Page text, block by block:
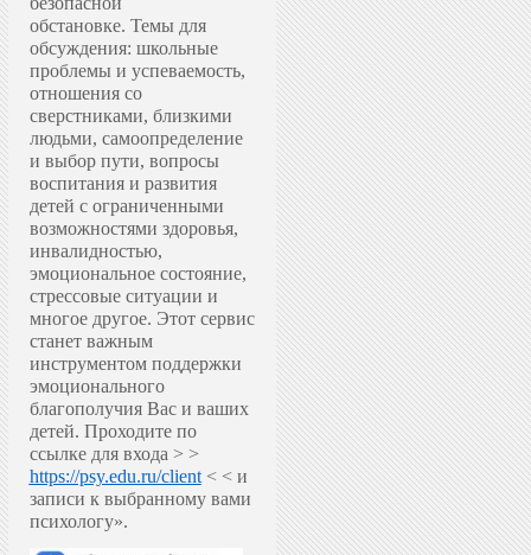
обстановке. Темы для
обсуждения: школьные
проблемы и успеваемость,
отношения со
сверстниками, близкими
людьми, самоопределение
и выбор пути, вопросы
воспитания и развития
детей с ограниченными
возможностями здоровья,
инвалидностью,
эмоциональное состояние,
стрессовые ситуации и
многое другое. Этот сервис
станет важным
инструментом поддержки
эмоционального
благополучия Вас и ваших
детей. Проходите по
ссылке для входа > >
https://psy.edu.ru/client< < и
записи к выбранному вами
психологу».